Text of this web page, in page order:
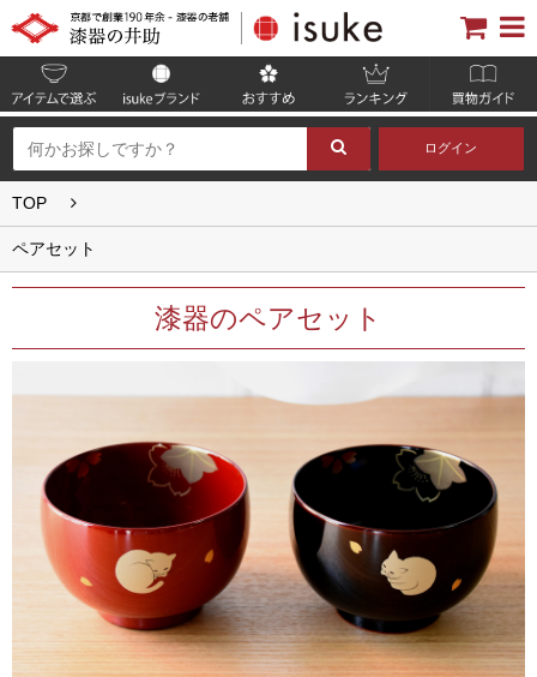
ログイン
TOP
ペアセット
漆器のペアセット